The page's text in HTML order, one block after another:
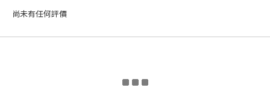
尚未有任何評價